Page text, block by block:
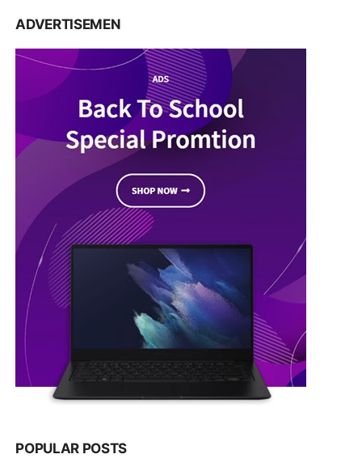
ADVERTISEMEN
POPULAR POSTS